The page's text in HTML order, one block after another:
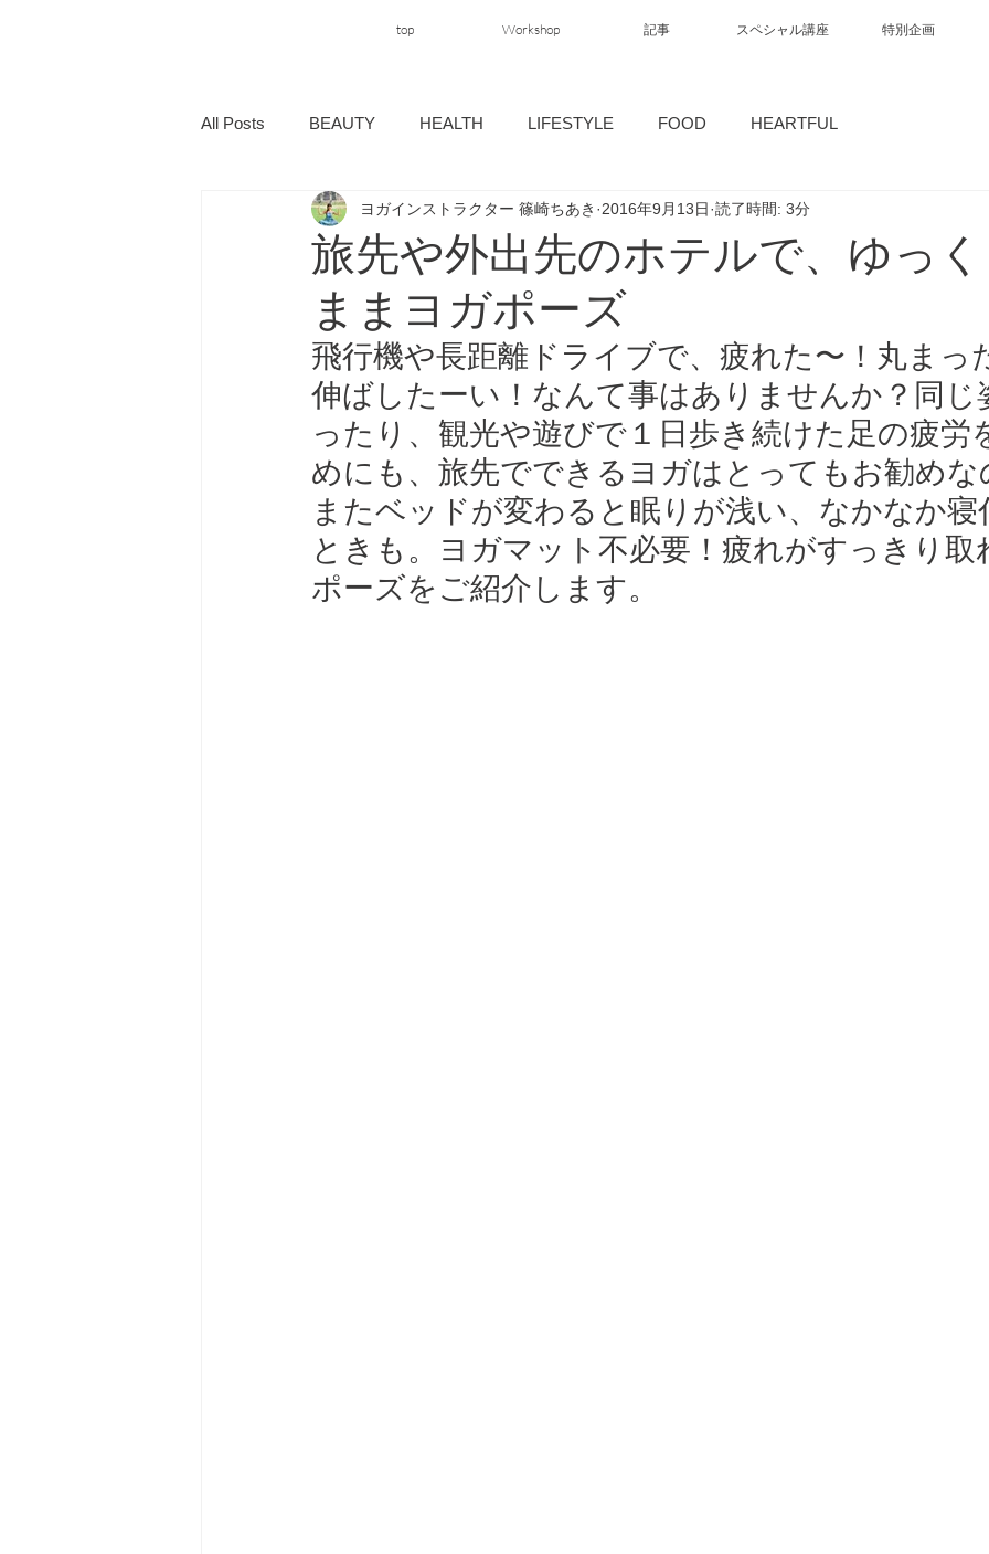
top Workshop 記事 スペシャル講座 特別企画
All Posts BEAUTY HEALTH LIFESTYLE FOOD HEARTFUL
旅先や外出先のホテルで、ゆっ
ままヨガポーズ
ヨガインストラクター 篠崎ちあき 2016年9月13日 読了時間: 3分
飛行機や長距離ドライブで、疲れた〜！丸まっ
伸ばしたーい！なんて事はありませんか？同じ
ったり、観光や遊びで１日歩き続けた足の疲労
めにも、旅先でできるヨガはとってもお勧めな
またベッドが変わると眠りが浅い、なかなか寝
ときも。ヨガマット不必要！疲れがすっきり取
ポーズをご紹介します。